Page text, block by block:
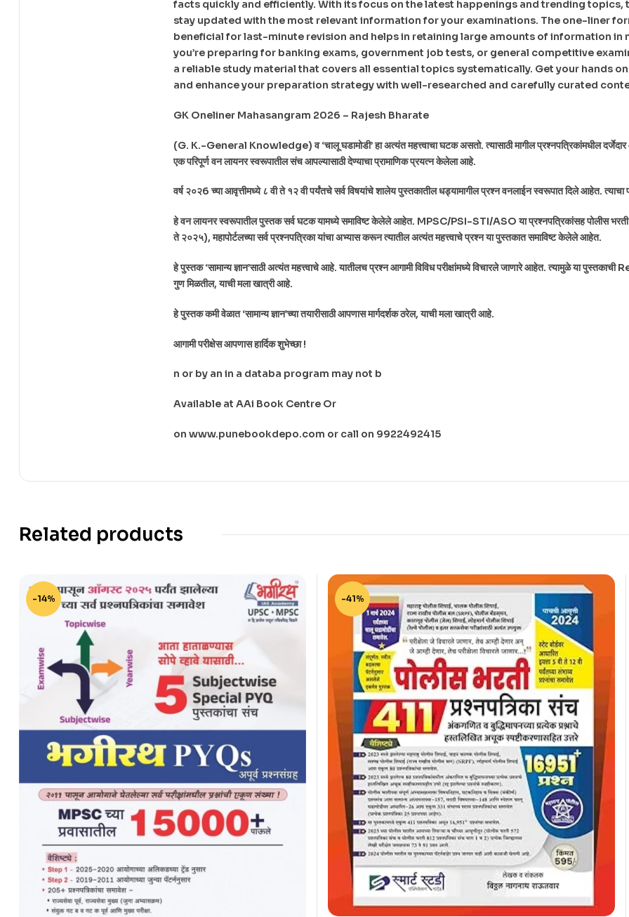
facts quickly and efficiently. With its focus on the latest happenings and trending topics,
stay updated with the most relevant information for your examinations. The one-liner
beneficial for last-minute revision and helps in retaining large amounts of information in
you’re preparing for banking exams, government job tests, or general competitive
a reliable study material that covers all essential topics systematically. Get your hands
and enhance your preparation strategy with well-researched and carefully curated
GK Oneliner Mahasangram 2026 – Rajesh Bharate
(G. K.-General Knowledge) व ‘चालू घडामोडी’ हा अत्यंत महत्त्वाचा घटक असतो. त्यासाठी मागील प्रश्नपत्रिकांमधील दर्जेदार
एक परिपूर्ण वन लायनर स्वरूपातील संच आपल्यासाठी देण्याचा प्रामाणिक प्रयत्न केलेला आहे.
वर्ष २०२6 च्या आवृत्तीमध्ये ८ वी ते १२ वी पर्यंतचे सर्व विषयांचे शालेय पुस्तकातील धड्यामागील प्रश्न वनलाईन स्वरूपात दिले आहेत.
हे वन लायनर स्वरूपातील पुस्तक सर्व घटक यामध्ये समाविष्ट केलेले आहेत. MPSC/PSI-STI/ASO या प्रश्नपत्रिकांसह पोलीस
ते २०२५), महापोर्टलच्या सर्व प्रश्नपत्रिका यांचा अभ्यास करून त्यातील अत्यंत महत्त्वाचे प्रश्न या पुस्तकात समाविष्ट केलेले आहेत.
हे पुस्तक ‘सामान्य ज्ञान’साठी अत्यंत महत्त्वाचे आहे. यातीलच प्रश्न आगामी विविध परीक्षांमध्ये विचारले जाणारे आहेत. त्यामुळे या
गुण मिळतील, याची मला खात्री आहे.
हे पुस्तक कमी वेळात ‘सामान्य ज्ञान’च्या तयारीसाठी आपणास मार्गदर्शक ठरेल, याची मला खात्री आहे.
आगामी परीक्षेस आपणास हार्दिक शुभेच्छा !
n or by an in a databa program may not b
Available at AAi Book Centre Or
on www.punebookdepo.com or call on 9922492415
Related products
-14% -41%